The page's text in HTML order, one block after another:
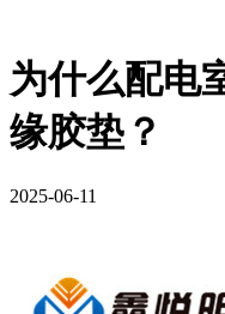
为什么配电
缘胶垫？
2025-06-11